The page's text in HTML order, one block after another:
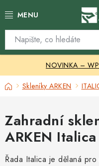
na
Skleníky
Zahradní přístřešky
Grily a ohniště
NOVINKA –
DomůSkleníky ARKEN
Zahradní
ARKEN Italica
Řada Italica je dělaná